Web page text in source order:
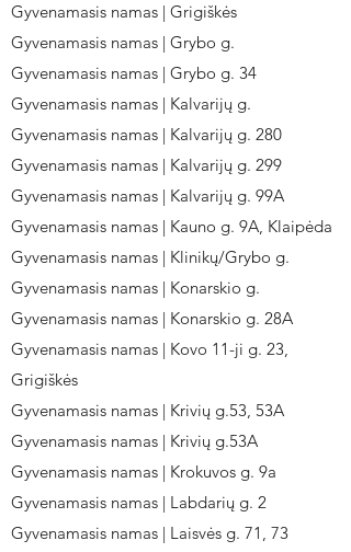
Gyvenamasis namas | Grigiškės
Gyvenamasis namas | Grybo g.
Gyvenamasis namas | Grybo g. 34
Gyvenamasis namas | Kalvarijų g.
Gyvenamasis namas | Kalvarijų g. 280
Gyvenamasis namas | Kalvarijų g. 299
Gyvenamasis namas | Kalvarijų g. 99A
Gyvenamasis namas | Kauno g. 9A, Klaipėda
Gyvenamasis namas | Klinikų/Grybo g.
Gyvenamasis namas | Konarskio g.
Gyvenamasis namas | Konarskio g. 28A
Gyvenamasis namas | Kovo 11-ji g. 23,
Grigiškės
Gyvenamasis namas | Krivių g.53, 53A
Gyvenamasis namas | Krivių g.53A
Gyvenamasis namas | Krokuvos g. 9a
Gyvenamasis namas | Labdarių g. 2
Gyvenamasis namas | Laisvės g. 71, 73